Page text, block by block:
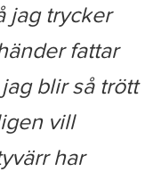
jag trycker
fattar
blir så trött
vill
har